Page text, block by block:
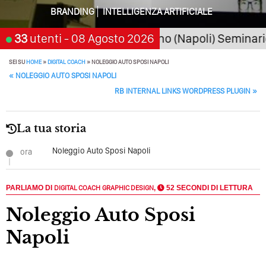
BRANDING
INTELLIGENZA ARTIFICIALE
33 utenti - 08 Agosto 2026
San Giorgio a Cremano (Napoli) Seminario
SEI SUHOME»DIGITAL COACH»NOLEGGIO AUTO SPOSI NAPOLI
POST NAVIGATION
« NOLEGGIO AUTO SPOSI NAPOLI
RB INTERNAL LINKS WORDPRESS PLUGIN »
La tua storia
ora Noleggio Auto Sposi Napoli
PARLIAMO DI DIGITAL COACH GRAPHIC DESIGN, 52 SECONDI DI LETTURA
Noleggio Auto Sposi
Napoli